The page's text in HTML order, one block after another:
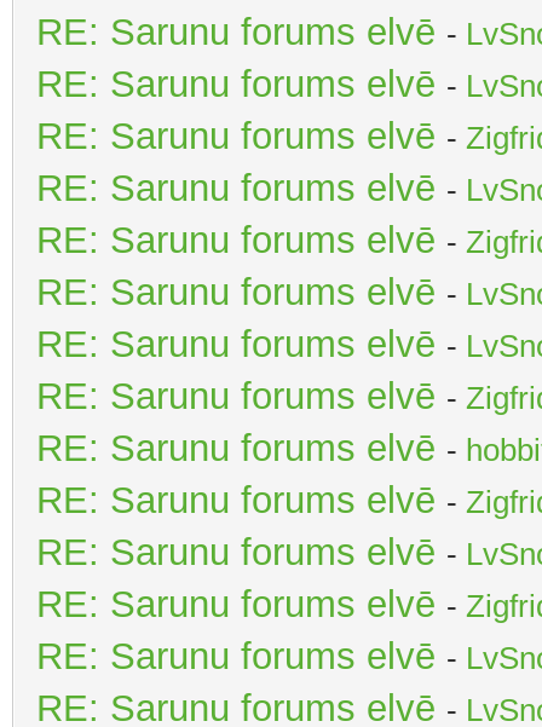
RE: Sarunu forums elvē -
RE: Sarunu forums elvē -
RE: Sarunu forums elvē -
RE: Sarunu forums elvē -
RE: Sarunu forums elvē -
RE: Sarunu forums elvē -
RE: Sarunu forums elvē -
RE: Sarunu forums elvē -
RE: Sarunu forums elvē -
RE: Sarunu forums elvē -
RE: Sarunu forums elvē -
RE: Sarunu forums elvē -
RE: Sarunu forums elvē -
RE: Sarunu forums elvē -